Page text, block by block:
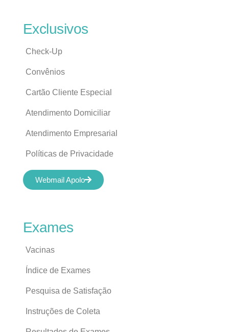
Exames
Vacinas
Índice de Exames
Pesquisa de Satisfação
Instruções de Coleta
Exclusivos
Check-Up
Convênios
Cartão Cliente Especial
Atendimento Domiciliar
Atendimento Empresarial
Políticas de Privacidade
Webmail Apolo